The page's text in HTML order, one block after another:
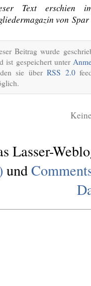
Text erschien
von
Beitrag wurde
ist gespeichert unter
sie überRSS 2.0
Lasser-
und